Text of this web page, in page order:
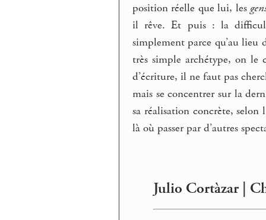
position réelle que lui, les
il rêve. Et puis : la
simplement parce qu’au lieu
très simple archétype, on le
d’écriture, il ne faut pas
mais se concentrer sur la
sa réalisation concrète, selon
là où passer par d’autres
Julio Cortàzar |